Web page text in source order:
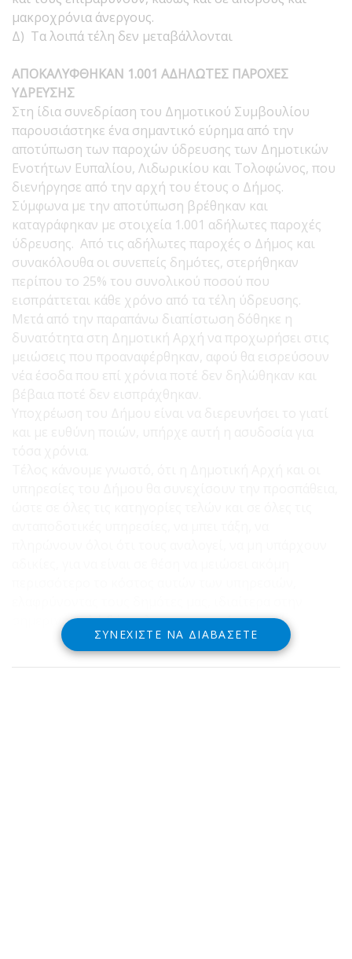
μακροχρόνια άνεργους.
Δ) Τα λοιπά τέλη δεν μεταβάλλονται
ΑΠΟΚΑΛΥΦΘΗΚΑΝ 1.001 ΑΔΗΛΩΤΕΣ ΠΑΡΟΧΕΣ
ΥΔΡΕΥΣΗΣ
Στη ίδια συνεδρίαση του Δημοτικού Συμβουλίου
παρουσιάστηκε ένα σημαντικό εύρημα από την
αποτύπωση των παροχών ύδρευσης των Δημοτικών
Ενοτήτων Ευπαλίου, Λιδωρικίου και Τολοφώνος, που
διενήργησε από την αρχή του έτους ο Δήμος.
Σύμφωνα με την αποτύπωση βρέθηκαν και
καταγράφηκαν με στοιχεία 1.001 αδήλωτες παροχές
ύδρευσης. Από τις αδήλωτες παροχές ο Δήμος και
συνακόλουθα οι συνεπείς δημότες, στερήθηκαν
περίπου το 25% του συνολικού ποσού που
εισπράττεται κάθε χρόνο από τα τέλη ύδρευσης.
Μετά από την παραπάνω διαπίστωση δόθηκε η
δυνατότητα στη Δημοτική Αρχή να προχωρήσει στις
μειώσεις που προαναφέρθηκαν, αφού θα εισρεύσουν
νέα έσοδα που επί χρόνια ποτέ δεν δηλώθηκαν και
βέβαια ποτέ δεν εισπράχθηκαν.
σημερινή πολύ δύσκολη οικονομική συγκυρία
ΣΥΝΕΧΊΣΤΕ ΝΑ ΔΙΑΒΆΣΕΤΕ